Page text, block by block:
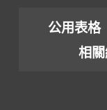
公用表格
相